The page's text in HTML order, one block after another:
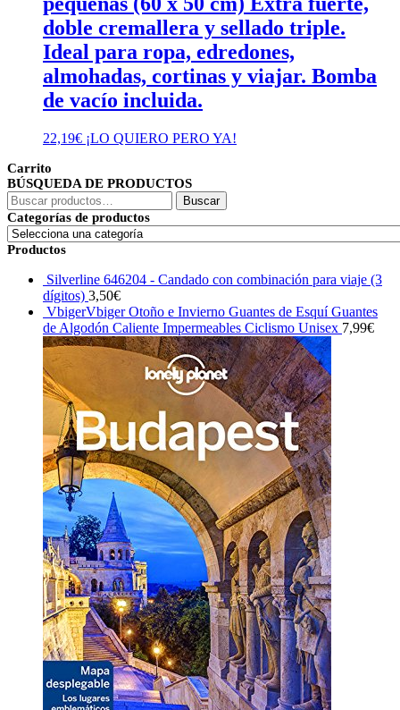
doble cremallera y sellado triple.
Ideal para ropa, edredones,
almohadas, cortinas y viajar. Bomba
de vacío incluida.
22,19€ ¡LO QUIERO PERO YA!
Carrito
BÚSQUEDA DE PRODUCTOS
Buscar
por:
Buscar
Categorías de productos
Productos
Silverline 646204 - Candado con combinación para viaje (3
dígitos) 3,50€
VbigerVbiger Otoño e Invierno Guantes de Esquí Guantes
de Algodón Caliente Impermeables Ciclismo Unisex 7,99€